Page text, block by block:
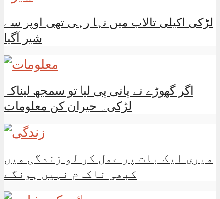
لڑکی اکیلی تالاب میں نہا رہی تھی اوپر سے
شیر آگیا
اگر گھوڑے نے پانی پی لیا تو سمجھ لیناکہ
لڑکی۔ حیران کن معلومات
میری ایک بات پر عمل کر لو زندگی میں
کبھی ناکام نہیں ہونگے